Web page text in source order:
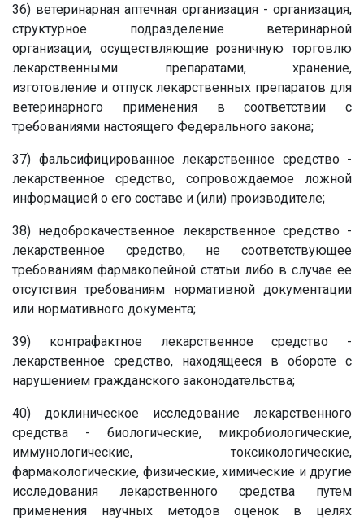
36) ветеринарная аптечная организация - организация,
структурное подразделение ветеринарной
организации, осуществляющие розничную торговлю
лекарственными препаратами, хранение,
изготовление и отпуск лекарственных препаратов для
ветеринарного применения в соответствии с
требованиями настоящего Федерального закона;
37) фальсифицированное лекарственное средство -
лекарственное средство, сопровождаемое ложной
информацией о его составе и (или) производителе;
38) недоброкачественное лекарственное средство -
лекарственное средство, не соответствующее
требованиям фармакопейной статьи либо в случае ее
отсутствия требованиям нормативной документации
или нормативного документа;
39) контрафактное лекарственное средство -
лекарственное средство, находящееся в обороте с
нарушением гражданского законодательства;
40) доклиническое исследование лекарственного
средства - биологические, микробиологические,
иммунологические, токсикологические,
фармакологические, физические, химические и другие
исследования лекарственного средства путем
применения научных методов оценок в целях